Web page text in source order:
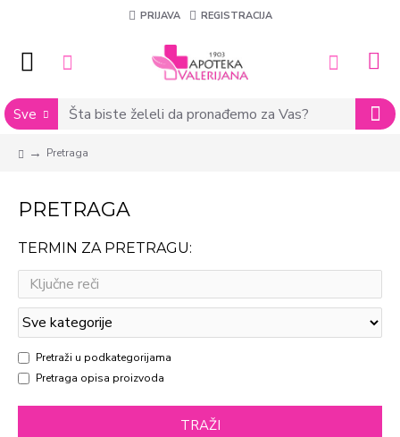
PRIJAVA REGISTRACIJA
Sve
Pretraga
PRETRAGA
TERMIN ZA PRETRAGU:
Pretraži u podkategorijama
Pretraga opisa proizvoda
TRAŽI